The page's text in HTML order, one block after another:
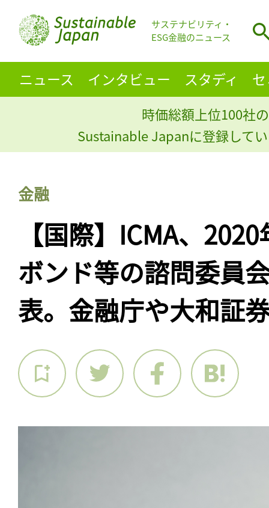
サステナビリティ・
ESG金融のニュース
ニュース インタビュー スタディ
時価総額上位100社
Sustainable Japanに登録して
金融
【国際】ICMA、
ボンド等の諮問委員
表。金融庁や大和証